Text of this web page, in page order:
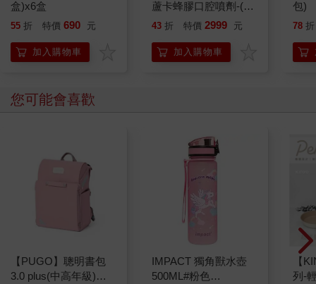
盒)x6盒
55 折 特價 690 元
加入購物車
蘆卡蜂膠口腔噴劑-(4
入組 25ml/瓶)
43 折 特價 2999 元
加入購物車
包)
78 折
您可能會喜歡
【PUGO】聰明書包
3.0 plus(中高年級)藕
IMPACT 獨角獸水壺
500ML#粉色
【
列-